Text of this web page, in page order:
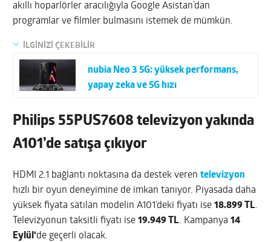
akıllı hoparlörler aracılığıyla Google Asistan’dan
programlar ve filmler bulmasını istemek de mümkün.
İLGİNİZİ ÇEKEBİLİR
nubia Neo 3 5G: yüksek performans,
yapay zeka ve 5G hızı
Philips 55PUS7608 televizyon yakında
A101’de satışa çıkıyor
HDMI 2.1 bağlantı noktasına da destek verentelevizyon
hızlı bir oyun deneyimine de imkan tanıyor. Piyasada daha
yüksek fiyata satılan modelin A101’deki fiyatı ise18.899 TL.
Televizyonun taksitli fiyatı ise19.949 TL. Kampanya14
Eylül‘de geçerli olacak.